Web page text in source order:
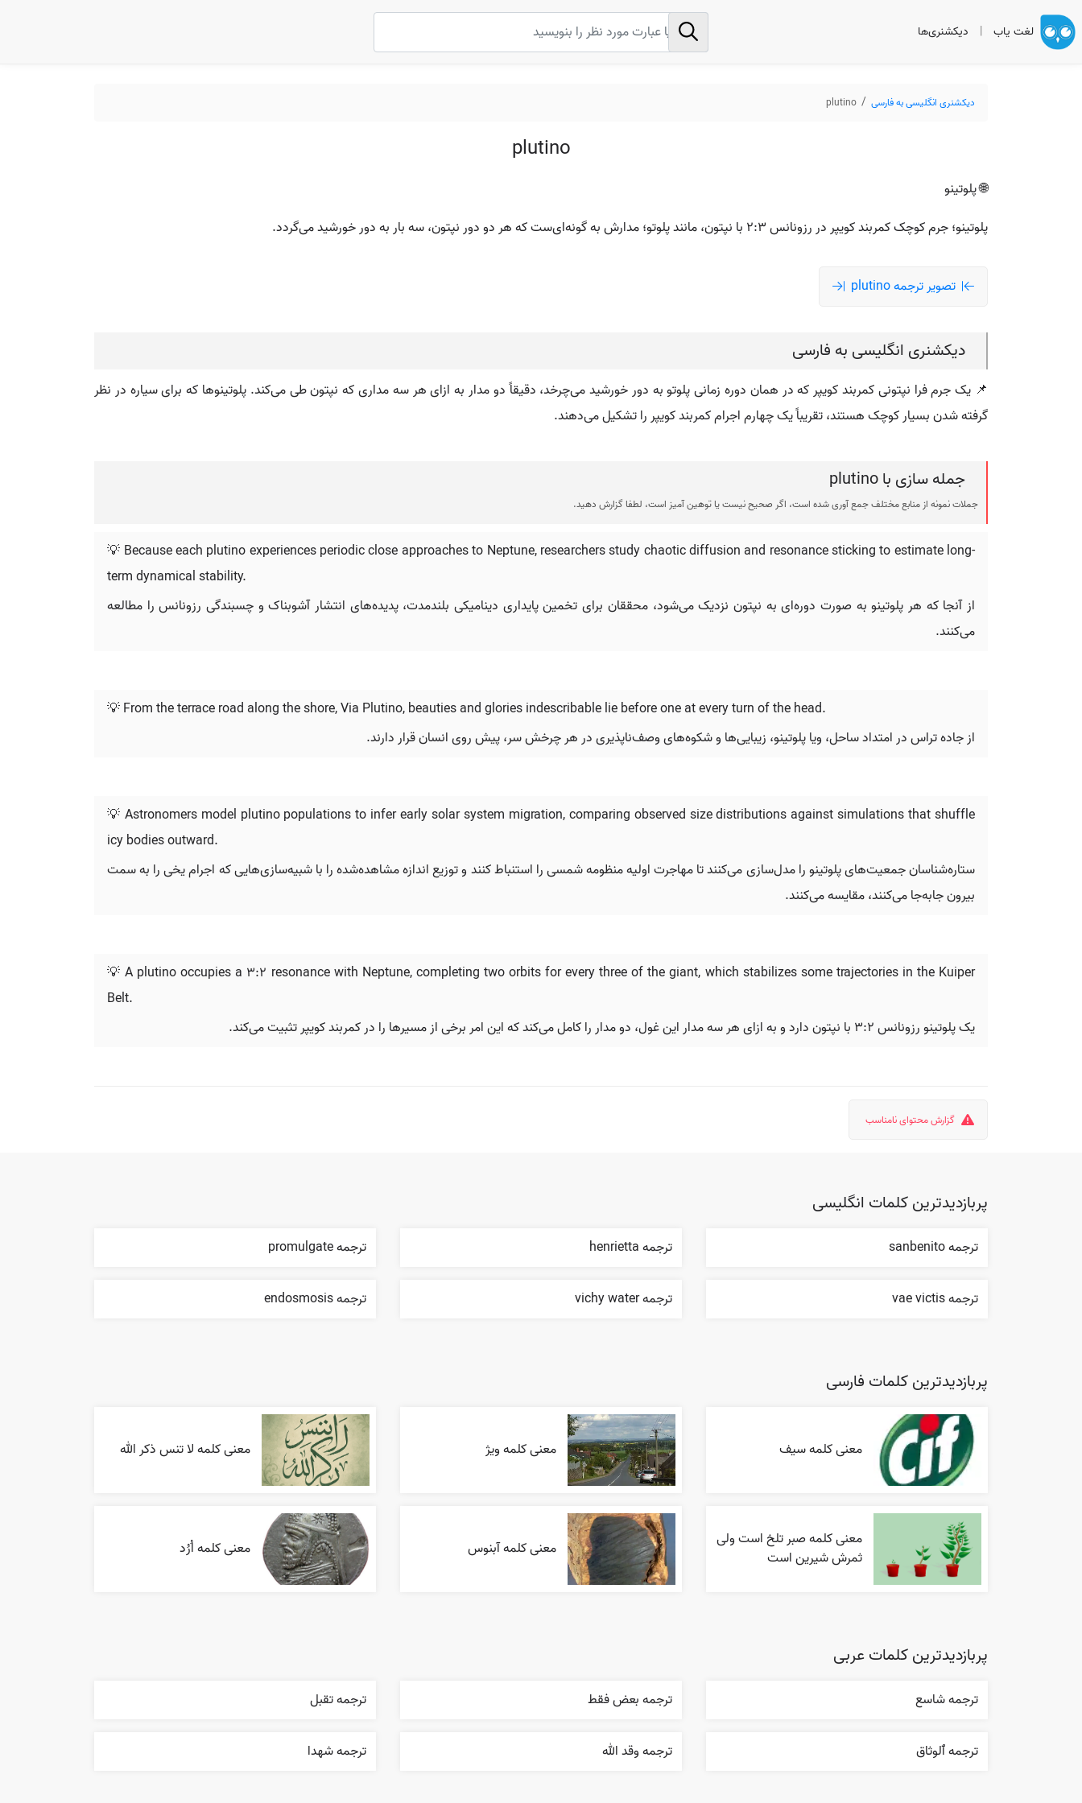
لغت یاب | دیکشنری‌ها
دیکشنری انگلیسی به فارسی plutino
plutino
🌐 پلوتینو
پلوتینو؛ جرم کوچک کمربند کویپر در رزونانس ۲:۳ با نپتون، مانند پلوتو؛ مدارش به گونه‌ای‌ست که هر دو دور نپتون، سه بار به دور خورشید می‌گردد.
تصویر ترجمه plutino
دیکشنری انگلیسی به فارسی
📌 یک جرم فرا نپتونی کمربند کویپر که در همان دوره زمانی پلوتو به دور خورشید می‌چرخد، دقیقاً دو مدار به ازای هر سه مداری که نپتون طی می‌کند. پلوتینوها که برای سیاره در نظر
گرفته شدن بسیار کوچک هستند، تقریباً یک چهارم اجرام کمربند کویپر را تشکیل می‌دهند.
جمله سازی با plutino
جملات نمونه از منابع مختلف جمع آوری شده است، اگر صحیح نیست یا توهین آمیز است، لطفا گزارش دهید.
💡 Because each plutino experiences periodic close approaches to Neptune, researchers study chaotic diffusion and resonance sticking to estimate long-
term dynamical stability.
از آنجا که هر پلوتینو به صورت دوره‌ای به نپتون نزدیک می‌شود، محققان برای تخمین پایداری دینامیکی بلندمدت، پدیده‌های انتشار آشوبناک و چسبندگی رزونانس را مطالعه
می‌کنند.
💡 From the terrace road along the shore, Via Plutino, beauties and glories indescribable lie before one at every turn of the head.
از جاده تراس در امتداد ساحل، ویا پلوتینو، زیبایی‌ها و شکوه‌های وصف‌ناپذیری در هر چرخش سر، پیش روی انسان قرار دارند.
💡 Astronomers model plutino populations to infer early solar system migration, comparing observed size distributions against simulations that shuffle
icy bodies outward.
ستاره‌شناسان جمعیت‌های پلوتینو را مدل‌سازی می‌کنند تا مهاجرت اولیه منظومه شمسی را استنباط کنند و توزیع اندازه مشاهده‌شده را با شبیه‌سازی‌هایی که اجرام یخی را به سمت
بیرون جابه‌جا می‌کنند، مقایسه می‌کنند.
💡 A plutino occupies a 3:2 resonance with Neptune, completing two orbits for every three of the giant, which stabilizes some trajectories in the Kuiper
Belt.
یک پلوتینو رزونانس ۳:۲ با نپتون دارد و به ازای هر سه مدار این غول، دو مدار را کامل می‌کند که این امر برخی از مسیرها را در کمربند کویپر تثبیت می‌کند.
گزارش محتوای نامناسب
پربازدیدترین کلمات انگلیسی
ترجمه sanbenito ترجمه henrietta ترجمه promulgate
ترجمه vae victis ترجمه vichy water ترجمه endosmosis
پربازدیدترین کلمات فارسی
معنی کلمه سیف معنی کلمه ویژ معنی کلمه لا تنس ذکر الله
معنی کلمه صبر تلخ است ولی
ثمرش شیرین است
معنی کلمه آبنوس معنی کلمه اُرُد
پربازدیدترین کلمات عربی
ترجمه شاسع ترجمه بعض فقط ترجمه تقبل
ترجمه ٱلوثاق ترجمه وقد الله ترجمه شهدا